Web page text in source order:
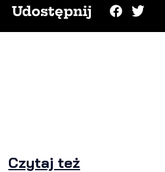
Udostępnij
Czytaj też